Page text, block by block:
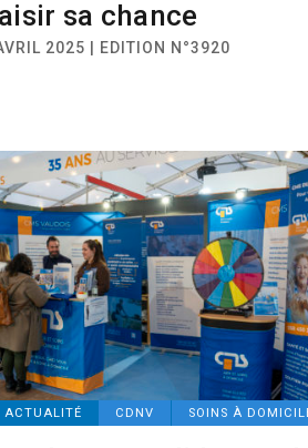
sa chance
2025 | EDITION N°3920
ACTUALITÉ CDNV SOINS À